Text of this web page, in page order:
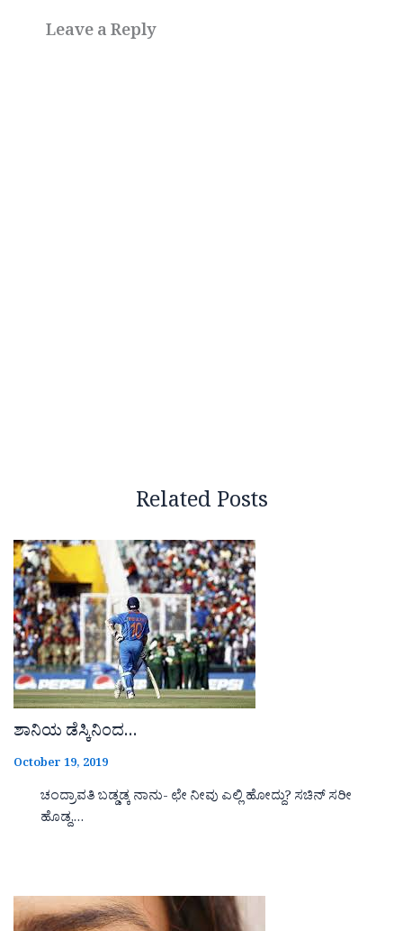
Leave a Reply
Related Posts
ಶಾನಿಯ ಡೆಸ್ಕಿನಿಂದ…
October 19, 2019
ಚಂದ್ರಾವತಿ ಬಡ್ಡಡ್ಕ ನಾನು- ಛೇ ನೀವು ಎಲ್ಲಿ ಹೋದ್ದು? ಸಚಿನ್ ಸರೀ
ಹೊಡ್ದ,…